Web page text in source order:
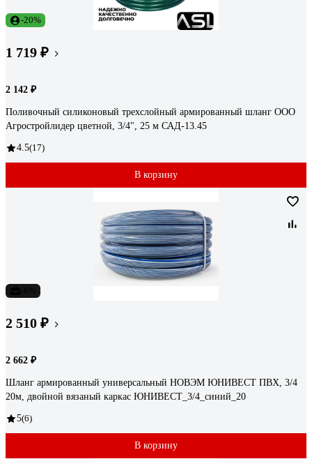
-20%
1 719 ₽
2 142 ₽
Поливочный силиконовый трехслойный армированный шланг ООО
Агростройлидер цветной, 3/4", 25 м САД-13.45
4.5(17)
В корзину
2 510 ₽
2 662 ₽
Шланг армированный универсальный НОВЭМ ЮНИВЕСТ ПВХ, 3/4
20м, двойной вязаный каркас ЮНИВЕСТ_3/4_синий_20
5(6)
В корзину